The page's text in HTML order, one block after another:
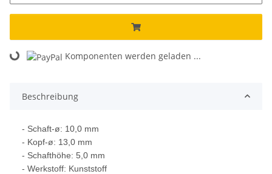
Loading... Komponenten werden geladen ...
Beschreibung
- Schaft-ø: 10,0 mm
- Kopf-ø: 13,0 mm
- Schafthöhe: 5,0 mm
- Werkstoff: Kunststoff